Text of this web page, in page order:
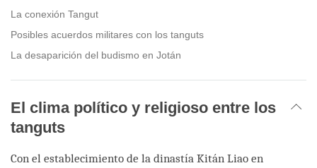
La conexión Tangut
Posibles acuerdos militares con los tanguts
La desaparición del budismo en Jotán
El clima político y religioso entre los
tanguts
Con el establecimiento de la dinastía Kitán Liao en